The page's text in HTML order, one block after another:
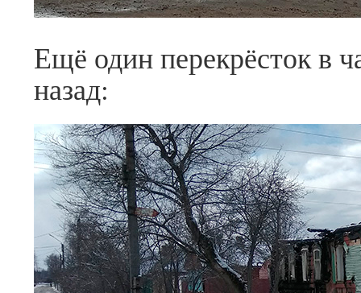
Ещё один перекрёсток в
назад: